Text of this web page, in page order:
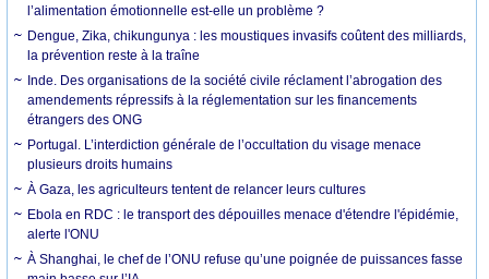
l’alimentation émotionnelle est-elle un problème ?
Dengue, Zika, chikungunya : les moustiques invasifs coûtent des milliards,
la prévention reste à la traîne
Inde. Des organisations de la société civile réclament l’abrogation des
amendements répressifs à la réglementation sur les financements
étrangers des ONG
Portugal. L’interdiction générale de l’occultation du visage menace
plusieurs droits humains
À Gaza, les agriculteurs tentent de relancer leurs cultures
Ebola en RDC : le transport des dépouilles menace d'étendre l'épidémie,
alerte l'ONU
À Shanghai, le chef de l’ONU refuse qu’une poignée de puissances fasse